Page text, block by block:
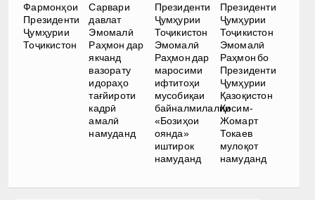
Фармонҳои
Президенти
Ҷумҳурии
Тоҷикистон
Сарвари
давлат
Эмомалӣ
Раҳмон дар
якчанд
вазорату
идораҳо
тағйироти
кадрӣ
амалӣ
намуданд
Президенти
Ҷумҳурии
Тоҷикистон
Эмомалӣ
Раҳмон дар
маросими
ифтитоҳи
мусобиқаи
байналмилалии
«Бозиҳои
оянда»
иштирок
намуданд
Президенти
Ҷумҳурии
Тоҷикистон
Эмомалӣ
Раҳмон бо
Президенти
Ҷумҳурии
Қазоқистон
Қосим-
Жомарт
Токаев
мулоқот
намуданд